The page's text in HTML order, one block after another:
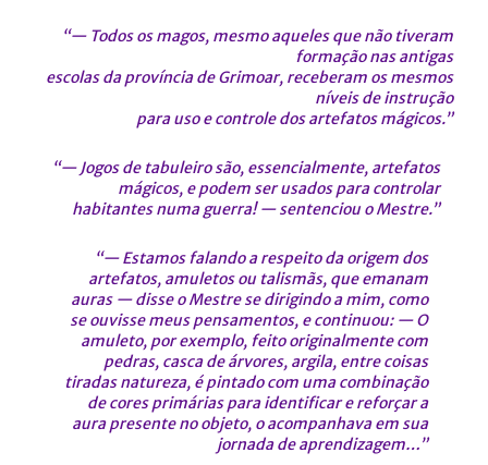
“— Todos os magos, mesmo aqueles que não tiveram
formação nas antigas
escolas da província de Grimoar, receberam os mesmos
níveis de instrução
para uso e controle dos artefatos mágicos.”
“— Jogos de tabuleiro são, essencialmente, artefatos
mágicos, e podem ser usados para controlar
habitantes numa guerra! — sentenciou o Mestre.”
“— Estamos falando a respeito da origem dos
artefatos, amuletos ou talismãs, que emanam
auras — disse o Mestre se dirigindo a mim, como
se ouvisse meus pensamentos, e continuou: — O
amuleto, por exemplo, feito originalmente com
pedras, casca de árvores, argila, entre coisas
tiradas natureza, é pintado com uma combinação
de cores primárias para identificar e reforçar a
aura presente no objeto, o acompanhava em sua
jornada de aprendizagem…”